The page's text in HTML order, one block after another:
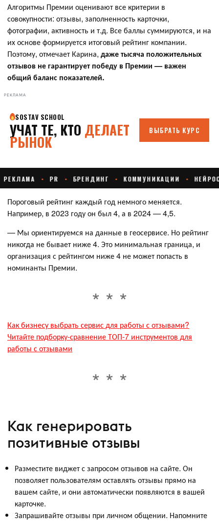
Алгоритмы Премии оценивают все критерии в
совокупности: отзывы, заполненность карточки,
фотографии, активность и т.д. Все баллы суммируются, и на
их основе формируется итоговый рейтинг компании.
Поэтому, отмечает Карина, даже тысяча положительных
отзывов не гарантирует победу в Премии — важен
общий баланс показателей.
РЕКЛАМА
Пороговый рейтинг каждый год немного меняется.
Например, в 2023 году он был 4, а в 2024 — 4,5.
— Мы ориентируемся на данные в геосервисе. Но рейтинг
никогда не бывает ниже 4. Это минимальная граница, и
организация с рейтингом ниже 4 не может попасть в
номинанты Премии.
Как бизнесу выбрать сервис для работы с отзывами?
Читайте подборку-сравнение ТОП-7 инструментов для
работы с отзывами
Как генерировать
позитивные отзывы
Разместите виджет с запросом отзывов на сайте. Он
позволяет пользователям оставлять отзывы прямо на
вашем сайте, и они автоматически появляются в вашей
карточке.
Запрашивайте отзывы при личном общении. Напомните